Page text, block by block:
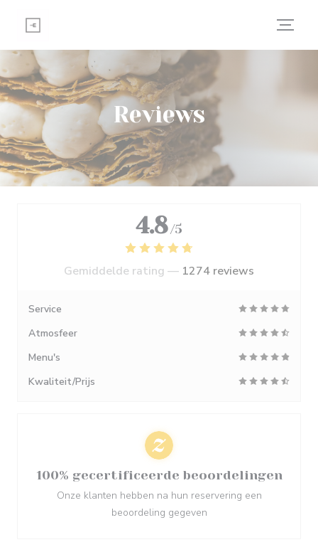
Reviews
4.8 /5
Gemiddelde rating — 1274 reviews
Service
Atmosfeer
Menu's
Kwaliteit/Prijs
100% gecertificeerde beoordelingen
Onze klanten hebben na hun reservering een
beoordeling gegeven